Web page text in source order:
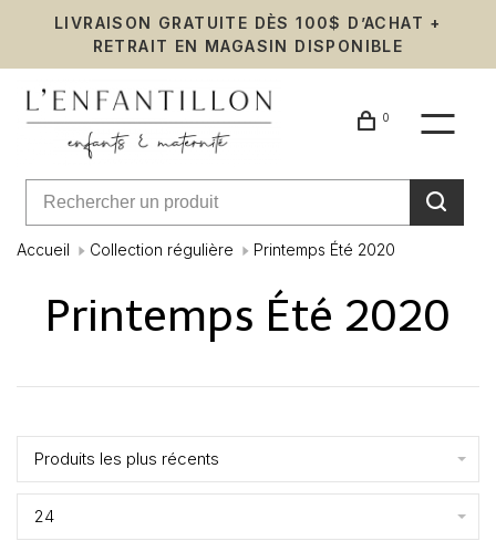
LIVRAISON GRATUITE DÈS 100$ D’ACHAT +
RETRAIT EN MAGASIN DISPONIBLE
0
Accueil Collection régulière Printemps Été 2020
Printemps Été 2020
Produits les plus récents
24